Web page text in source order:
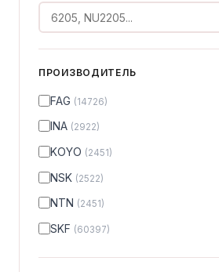
ПРОИЗВОДИТЕЛЬ
FAG (14726)
INA (2922)
KOYO (2451)
NSK (2522)
NTN (2451)
SKF (60397)